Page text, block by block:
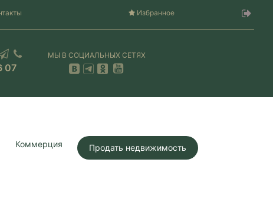
Избранное
07
МЫ В СОЦИАЛЬНЫХ СЕТЯХ
Коммерция Продать недвижимость